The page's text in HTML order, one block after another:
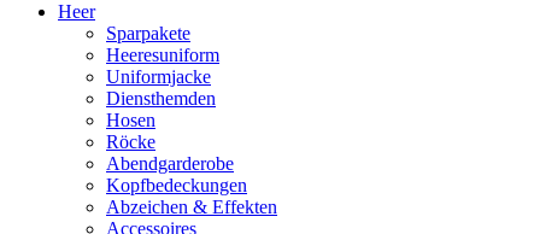
Heer
Sparpakete
Heeresuniform
Uniformjacke
Diensthemden
Hosen
Röcke
Abendgarderobe
Kopfbedeckungen
Abzeichen & Effekten
Accessoires